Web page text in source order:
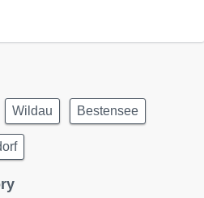
Wildau Bestensee